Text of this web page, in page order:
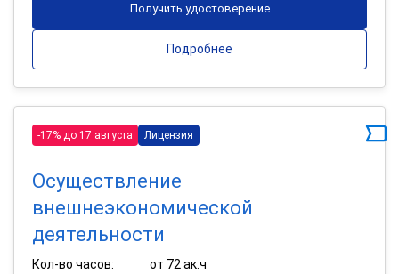
Получить удостоверение
Подробнее
-17% до 17 августа Лицензия
Осуществление
внешнеэкономической
деятельности
Кол-во часов:
от 72 ак.ч